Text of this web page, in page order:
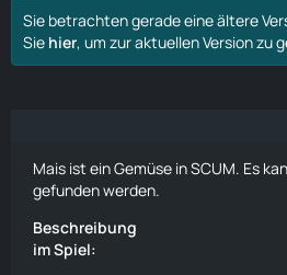
Sie betrachten gerade eine ältere
Sie hier, um zur aktuellen Version zu
Mais ist ein Gemüse in SCUM. Es
gefunden werden.
Beschreibung
im Spiel: